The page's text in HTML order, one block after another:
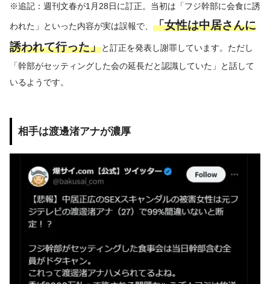
※追記：週刊文春が1月28日に訂正。当初は「フジ幹部に会食に誘
われた」といった内容が実は誤報で、 「女性は中居さんに
誘われて行った」と訂正を発表し謝罪しています。ただし
「幹部がセッティングした会の延長だと認識していた」と話して
いるようです。
相手は渡邊渚アナが濃厚